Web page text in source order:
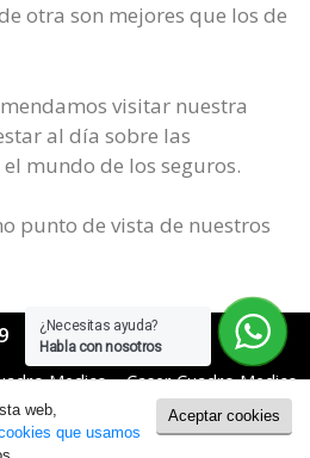
¿Necesitas ayuda?
Habla con nosotros
otra son mejores que los de
visitar nuestra
al día sobre las
mundo de los seguros.
punto de vista de nuestros
Medico»Caser Cuadro Medico
»Caser Cuadro Medico Badajoz
de Cookies|Política de Privacidad
Aceptar cookies
web,
que usamos